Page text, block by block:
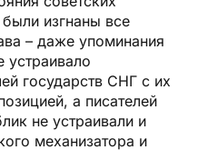
изгнаны все
– даже упоминания
устраивало
государств СНГ с их
а писателей
не устраивали и
механизатора и